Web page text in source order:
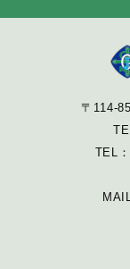
〒114-
TEL：